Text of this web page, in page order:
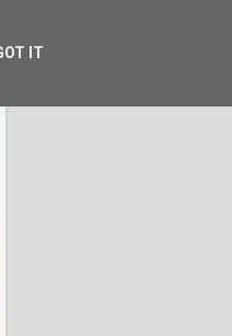
IT